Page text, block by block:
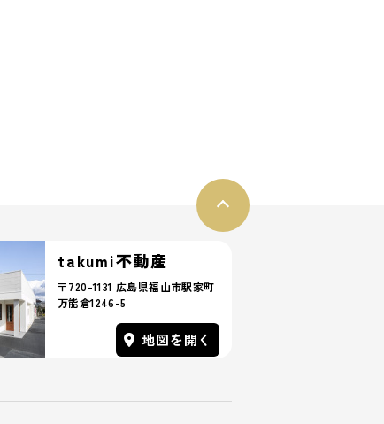
takumi不動産
〒720-1131 広島県福山市駅家町
万能倉1246-5
地図を開く